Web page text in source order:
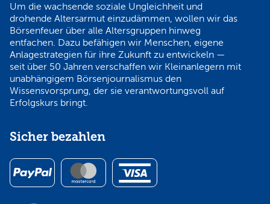
Um die wachsende soziale Ungleichheit und
drohende Altersarmut einzudämmen, wollen wir das
Börsenfeuer über alle Altersgruppen hinweg
entfachen. Dazu befähigen wir Menschen, eigene
Anlagestrategien für ihre Zukunft zu entwickeln —
seit über 50 Jahren verschaffen wir Kleinanlegern mit
unabhängigem Börsenjournalismus den
Wissensvorsprung, der sie verantwortungsvoll auf
Erfolgskurs bringt.
Sicher bezahlen